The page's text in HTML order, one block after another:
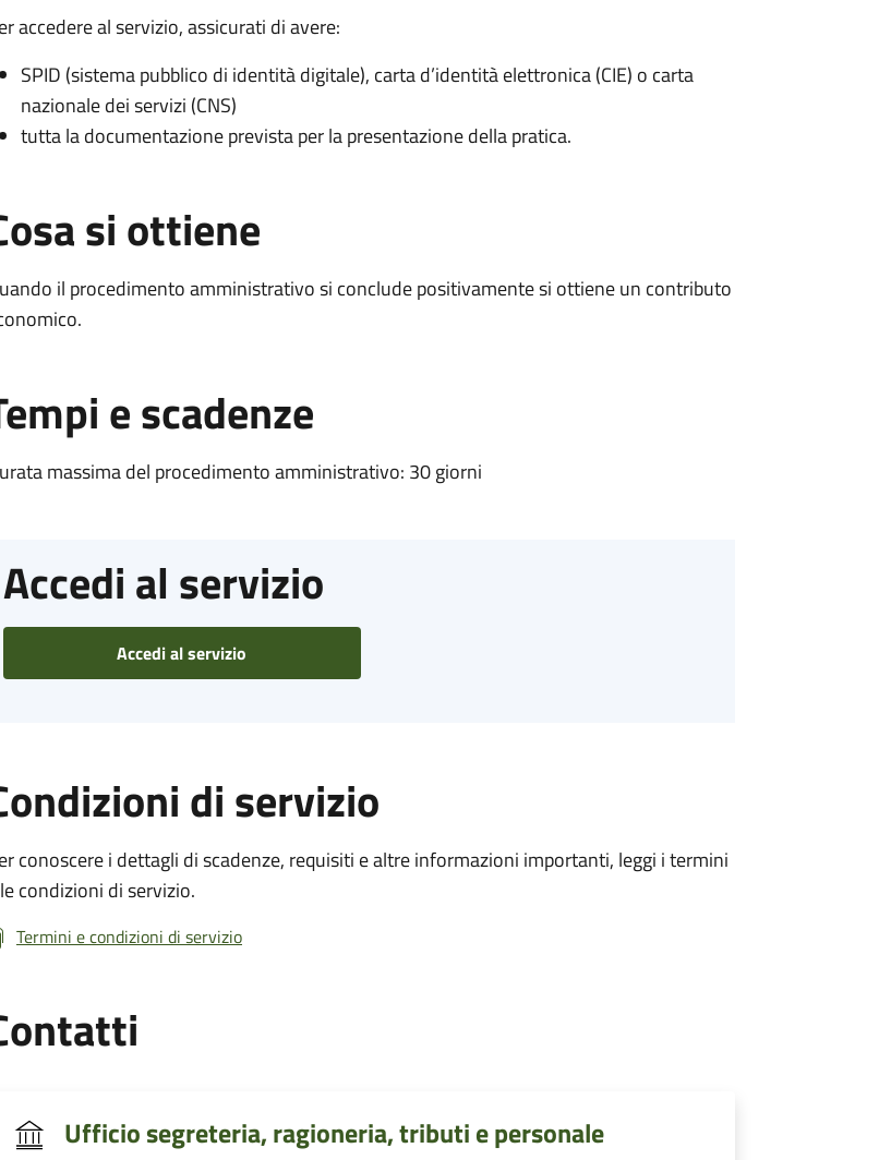
accedere al servizio, assicurati di avere:
SPID (sistema pubblico di identità digitale), carta d’identità elettronica (CIE) o carta
nazionale dei servizi (CNS)
tutta la documentazione prevista per la presentazione della pratica.
si ottiene
il procedimento amministrativo si conclude positivamente si ottiene un contributo
e scadenze
massima del procedimento amministrativo: 30 giorni
Accedi al servizio
Accedi al servizio
di servizio
conoscere i dettagli di scadenze, requisiti e altre informazioni importanti, leggi i termini
condizioni di servizio.
Termini e condizioni di servizio
Ufficio segreteria, ragioneria, tributi e personale